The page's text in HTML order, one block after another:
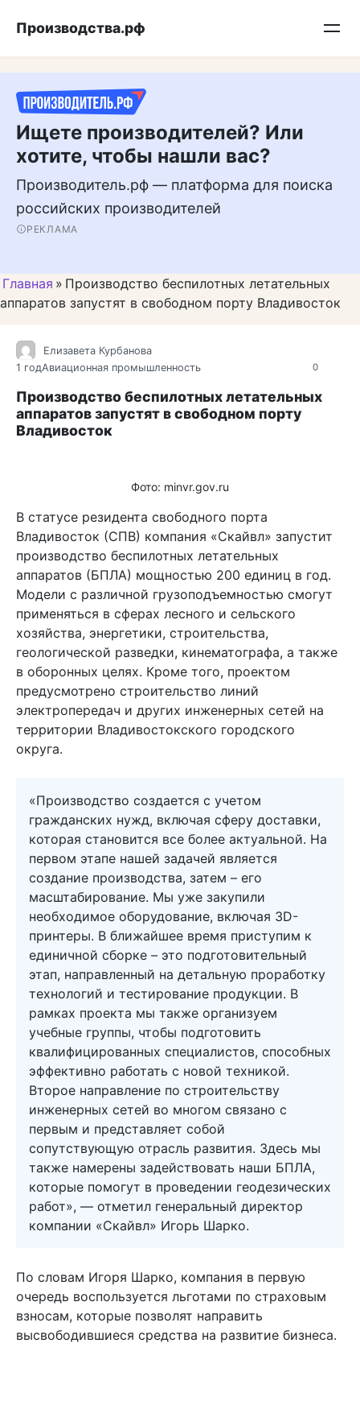
Подписывайтесь на нас в MAX
Производства.рф
Ищете производителей? Или
хотите, чтобы нашли вас?
Производитель.рф — платформа для поиска
российских производителей
РЕКЛАМА
Главная » Производство беспилотных летательных
аппаратов запустят в свободном порту Владивосток
0
Елизавета Курбанова
1 годАвиационная промышленность
Производство беспилотных летательных
аппаратов запустят в свободном порту
Владивосток
Фото: minvr.gov.ru
В статусе резидента свободного порта
Владивосток (СПВ) компания «Скайвл» запустит
производство беспилотных летательных
аппаратов (БПЛА) мощностью 200 единиц в год.
Модели с различной грузоподъемностью смогут
применяться в сферах лесного и сельского
хозяйства, энергетики, строительства,
геологической разведки, кинематографа, а также
в оборонных целях. Кроме того, проектом
предусмотрено строительство линий
электропередач и других инженерных сетей на
территории Владивостокского городского
округа.
«Производство создается с учетом
гражданских нужд, включая сферу доставки,
которая становится все более актуальной. На
первом этапе нашей задачей является
создание производства, затем – его
масштабирование. Мы уже закупили
необходимое оборудование, включая 3D-
принтеры. В ближайшее время приступим к
единичной сборке – это подготовительный
этап, направленный на детальную проработку
технологий и тестирование продукции. В
рамках проекта мы также организуем
учебные группы, чтобы подготовить
квалифицированных специалистов, способных
эффективно работать с новой техникой.
Второе направление по строительству
инженерных сетей во многом связано с
первым и представляет собой
сопутствующую отрасль развития. Здесь мы
также намерены задействовать наши БПЛА,
которые помогут в проведении геодезических
работ», — отметил генеральный директор
компании «Скайвл» Игорь Шарко.
По словам Игоря Шарко, компания в первую
очередь воспользуется льготами по страховым
взносам, которые позволят направить
высвободившиеся средства на развитие бизнеса.